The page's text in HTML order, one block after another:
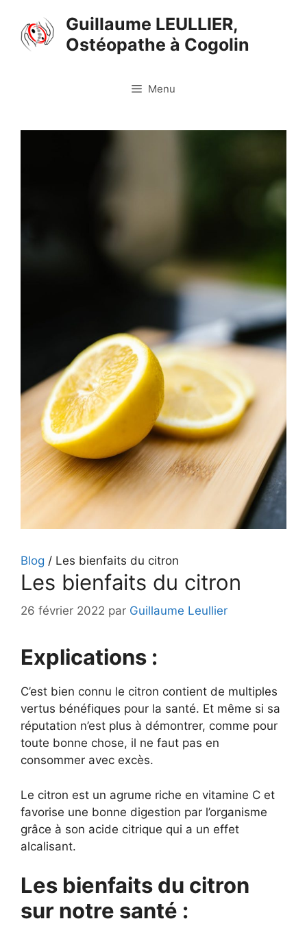
contenu
Guillaume LEULLIER,
Ostéopathe à Cogolin
Menu
Blog / Les bienfaits du citron
Les bienfaits du citron
26 février 2022 par Guillaume Leullier
Explications :
C’est bien connu le citron contient de multiples
vertus bénéfiques pour la santé. Et même si sa
réputation n’est plus à démontrer, comme pour
toute bonne chose, il ne faut pas en
consommer avec excès.
Le citron est un agrume riche en vitamine C et
favorise une bonne digestion par l’organisme
grâce à son acide citrique qui a un effet
alcalisant.
Les bienfaits du citron
sur notre santé :